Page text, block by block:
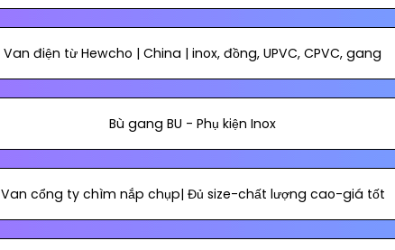
Van điện từ Hewcho | China | inox, đồng, UPVC, CPVC, gang
Bù gang BU - Phụ kiện Inox
Van cổng ty chìm nắp chụp| Đủ size-chất lượng cao-giá tốt